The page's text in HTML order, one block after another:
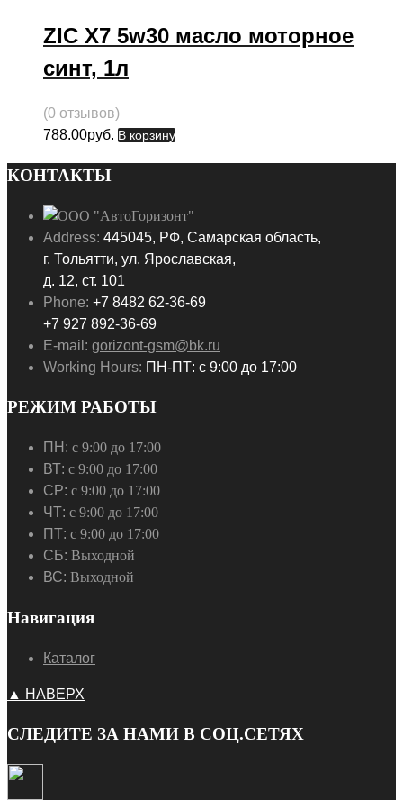
ZIC X7 5w30 масло моторное
синт, 1л
(0 отзывов)
788.00руб. В корзину
КОНТАКТЫ
Address: 445045, РФ, Самарская область,
г. Тольятти, ул. Ярославская,
д. 12, ст. 101
Phone: +7 8482 62-36-69
+7 927 892-36-69
E-mail: gorizont-gsm@bk.ru
Working Hours: ПН-ПТ: с 9:00 до 17:00
РЕЖИМ РАБОТЫ
ПН: с 9:00 до 17:00
ВТ: с 9:00 до 17:00
СР: с 9:00 до 17:00
ЧТ: с 9:00 до 17:00
ПТ: с 9:00 до 17:00
СБ: Выходной
ВС: Выходной
Навигация
Каталог
▲ НАВЕРХ
СЛЕДИТЕ ЗА НАМИ В СОЦ.СЕТЯХ